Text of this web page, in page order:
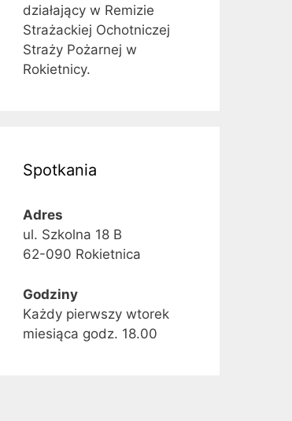
działający w Remizie
Strażackiej Ochotniczej
Straży Pożarnej w
Rokietnicy.
Spotkania
Adres
ul. Szkolna 18 B
62-090 Rokietnica
Godziny
Każdy pierwszy wtorek
miesiąca godz. 18.00